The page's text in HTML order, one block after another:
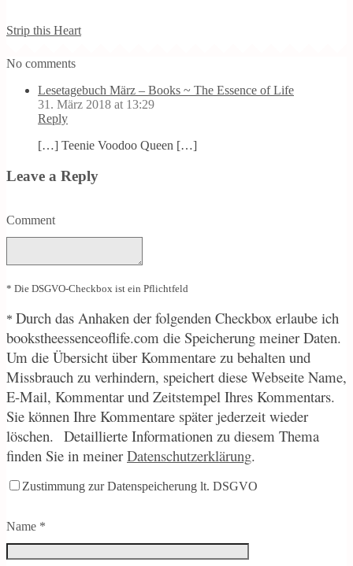
Strip this Heart
No comments
Lesetagebuch März – Books ~ The Essence of Life
31. März 2018 at 13:29
Reply
[…] Teenie Voodoo Queen […]
Leave a Reply
Comment
* Die DSGVO-Checkbox ist ein Pflichtfeld
* Durch das Anhaken der folgenden Checkbox erlaube ich
bookstheessenceoflife.com die Speicherung meiner Daten.
Um die Übersicht über Kommentare zu behalten und
Missbrauch zu verhindern, speichert diese Webseite Name,
E-Mail, Kommentar und Zeitstempel Ihres Kommentars.
Sie können Ihre Kommentare später jederzeit wieder
löschen. Detaillierte Informationen zu diesem Thema
finden Sie in meiner Datenschutzerklärung.
Zustimmung zur Datenspeicherung lt. DSGVO
Name *